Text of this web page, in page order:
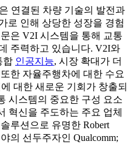
연결된 차량 기술의 발전과
로 인해 상당한 성장을 경험
은 V2I 시스템을 통해 교통
주력하고 있습니다. V2I와
합 인공지능, 시장 확대가 더
한 자율주행차에 대한 수요
대한 새로운 기회가 창출되
시스템의 중요한 구성 요소
혁신을 주도하는 주요 업체
루션으로 유명한 Robert
의 선두주자인 Qualcomm;